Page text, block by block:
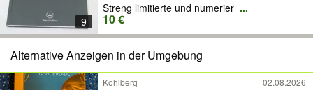
Anzeige aufgeben
9
Streng limitierte und numerier ...
10 €
Alternative Anzeigen in der Umgebung
Kohlberg 02.08.2026